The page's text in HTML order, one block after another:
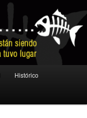
Histórico